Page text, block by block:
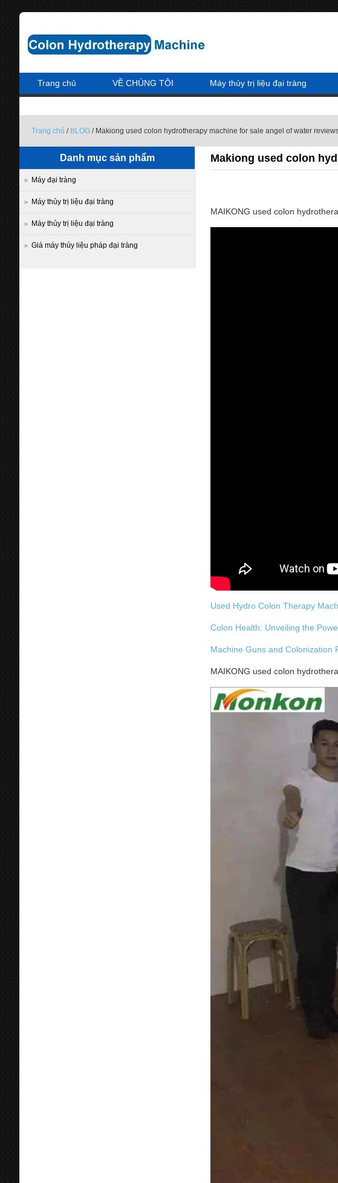
Trang chủ VỀ CHÚNG TÔI Máy thủy trị liệu đại tràng
Trang chủ / BLOG / Makiong used colon hydrotherapy machine for sale angel of water
Makiong used colon
MAIKONG used colon
Used Hydro Colon Therapy
Colon Health: Unveiling the
Machine Guns and Colonization
MAIKONG used colon
Danh mục sản phẩm
Máy đại tràng
Máy thủy trị liệu đại tràng
Máy thủy trị liệu đại tràng
Giá máy thủy liệu pháp đại tràng